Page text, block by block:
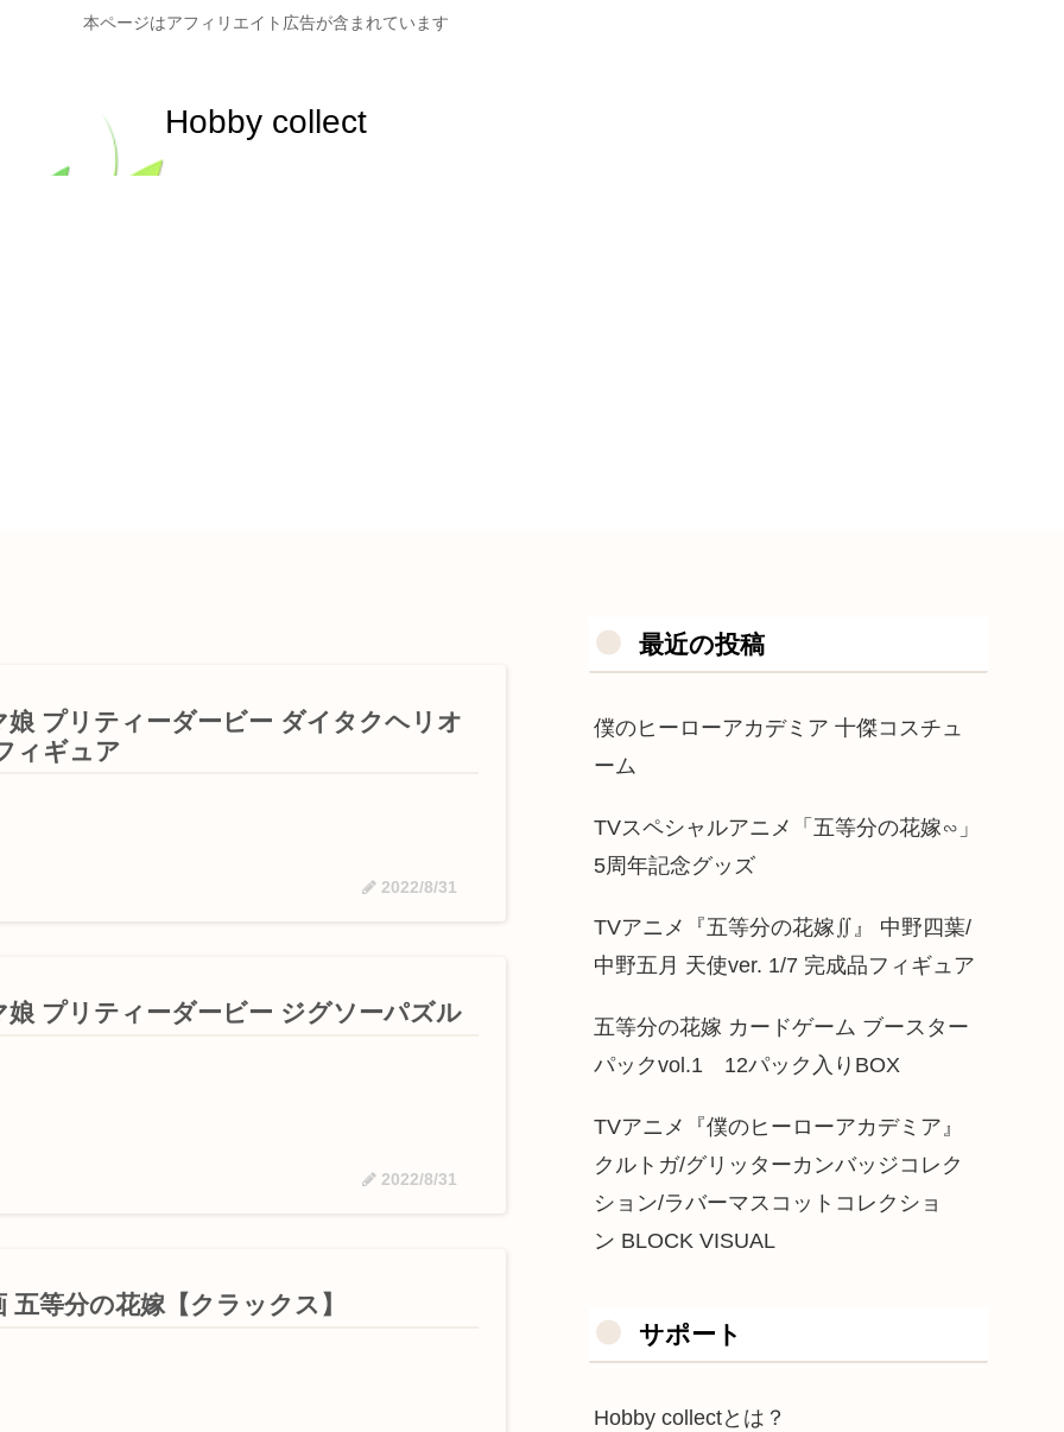
本ページはアフィリエイト広告が含まれています
Hobby collect
娘 プリティーダービー ダイタクヘリオ
ィギュア
2022/8/31
娘 プリティーダービー ジグソーパズル
2022/8/31
五等分の花嫁【クラックス】
最近の投稿
僕のヒーローアカデミア 十傑コスチュ
ーム
TVスペシャルアニメ「五等分の花嫁∽」
5周年記念グッズ
TVアニメ『五等分の花嫁∬』 中野四葉/
中野五月 天使ver. 1/7 完成品フィギュア
五等分の花嫁 カードゲーム ブースター
パックvol.1 12パック入りBOX
TVアニメ『僕のヒーローアカデミア』
クルトガ/グリッターカンバッジコレク
ション/ラバーマスコットコレクショ
ン BLOCK VISUAL
サポート
Hobby collectとは？